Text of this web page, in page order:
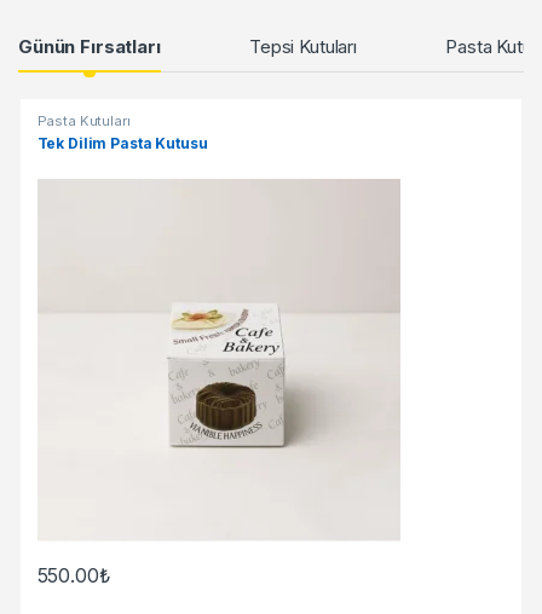
Products Grid
Günün Fırsatları Tepsi Kutuları Pasta
Pasta Kutuları
Tek Dilim Pasta Kutusu
550.00₺